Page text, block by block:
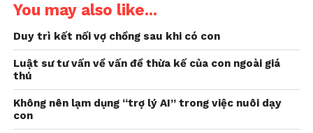
Câu nói của Tiến sĩ tâm lý Tô Nhi A như một nhát
dao cắt thẳng vào phần mềm yếu nhất của câu
chuyện – nơi tình yêu thương bị ngộ nhận thành sự
hy sinh, và lòng nhẫn nhịn bị nhầm tưởng là trách
nhiệm của người mẹ trong một gia đình thiếu lành
mạnh.
You may also like...
Duy trì kết nối vợ chồng sau khi có con
Luật sư tư vấn về vấn đề thừa kế của con ngoài giá
thú
Không nên lạm dụng “trợ lý AI” trong việc nuôi dạy
con